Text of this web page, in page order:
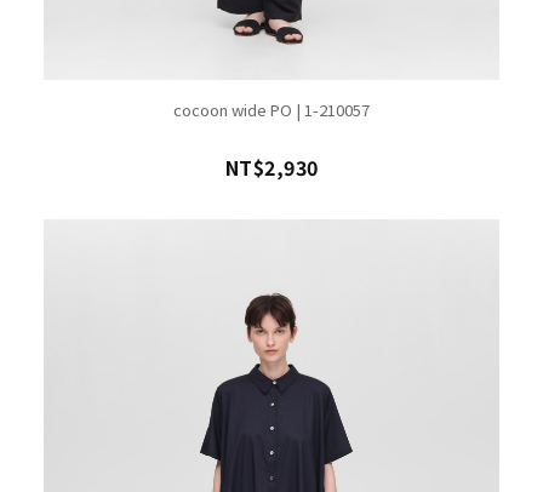
cocoon wide PO | 1-210057
NT$2,930